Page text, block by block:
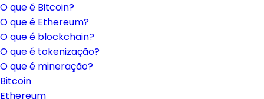
O que é Bitcoin?
O que é Ethereum?
O que é blockchain?
O que é tokenização?
O que é mineração?
Bitcoin
Ethereum